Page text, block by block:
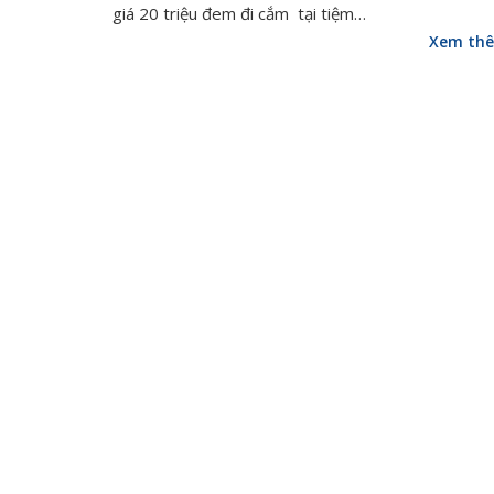
giá 20 triệu đem đi cắm tại tiệm…
Xem